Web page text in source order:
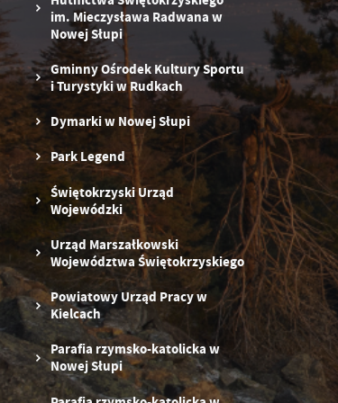
im. Mieczysława Radwana w
Nowej Słupi
Gminny Ośrodek Kultury Sportu
i Turystyki w Rudkach
Dymarki w Nowej Słupi
Park Legend
Świętokrzyski Urząd
Wojewódzki
Urząd Marszałkowski
Województwa Świętokrzyskiego
Powiatowy Urząd Pracy w
Kielcach
Parafia rzymsko-katolicka w
Nowej Słupi